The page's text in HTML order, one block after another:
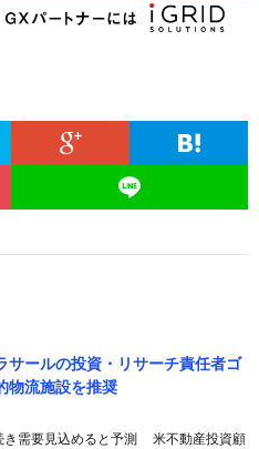
サールの投資・リサーチ責任者ゴ
物流施設を推奨
き需要見込めると予測 米不動産投資顧